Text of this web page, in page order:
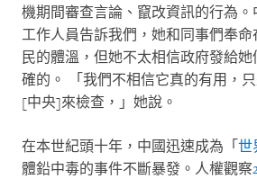
機期間審查言論、竄改資訊的行為
工作人員告訴我們，她和同事們奉
民的體溫，但她不太相信政府發給她
確的。
「我們不相信它真的有用，
[中央]來檢查，」她說。
在本世紀頭十年，中國迅速成為「 世
體鉛中毒的事件不斷暴發。人權觀察